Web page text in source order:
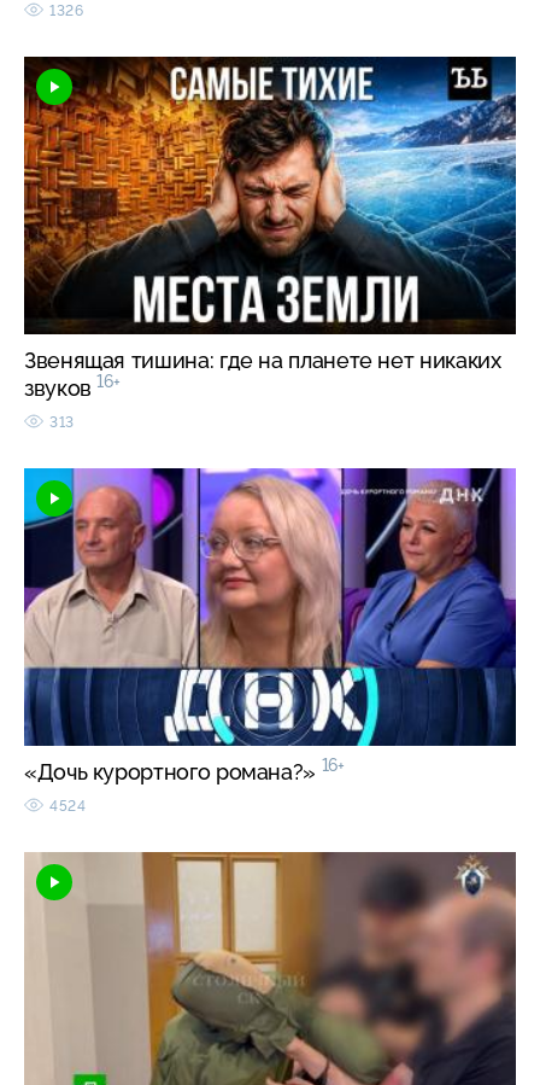
1326
Звенящая тишина: где на планете нет никаких
звуков 16+
313
«Дочь курортного романа?» 16+
4524